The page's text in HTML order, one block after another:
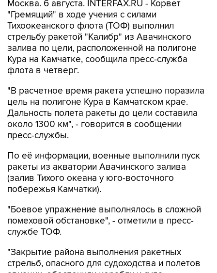
Москва. 6 августа. INTERFAX.RU - Корвет
"Гремящий" в ходе учения с силами
Тихоокеанского флота (ТОФ) выполнил
стрельбу ракетой "Калибр" из Авачинского
залива по цели, расположенной на полигоне
Кура на Камчатке, сообщила пресс-служба
флота в четверг.
"В расчетное время ракета успешно поразила
цель на полигоне Кура в Камчатском крае.
Дальность полета ракеты до цели составила
около 1300 км", - говорится в сообщении
пресс-службы.
По её информации, военные выполнили пуск
ракеты из акватории Авачинского залива
(залив Тихого океана у юго-восточного
побережья Камчатки).
"Боевое упражнение выполнялось в сложной
помеховой обстановке", - отметили в пресс-
службе ТОФ.
"Закрытие района выполнения ракетных
стрельб, опасного для судоходства и полетов